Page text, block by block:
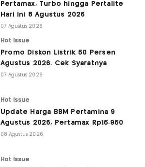
Pertamax, Turbo hingga Pertalite
Hari Ini 8 Agustus 2026
07 Agustus 2026
Hot Issue
Promo Diskon Listrik 50 Persen
Agustus 2026, Cek Syaratnya
07 Agustus 2026
Hot Issue
Update Harga BBM Pertamina 9
Agustus 2026, Pertamax Rp15.950
08 Agustus 2026
Hot Issue